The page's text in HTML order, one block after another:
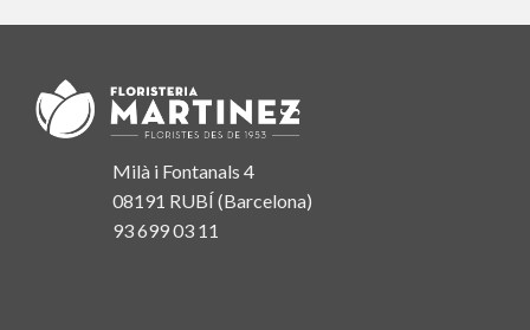
Milà i Fontanals 4
08191 RUBÍ (Barcelona)
93 699 03 11